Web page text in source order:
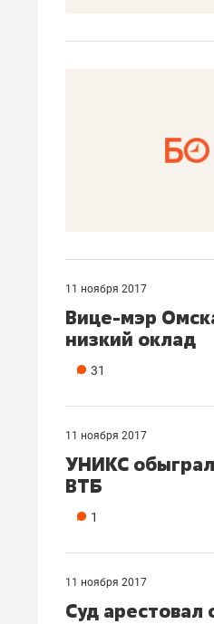
11 ноября 2017
​Вице-мэр
низкий оклад
31
11 ноября 2017
УНИКС
ВТБ
1
11 ноября 2017
Суд арестовал